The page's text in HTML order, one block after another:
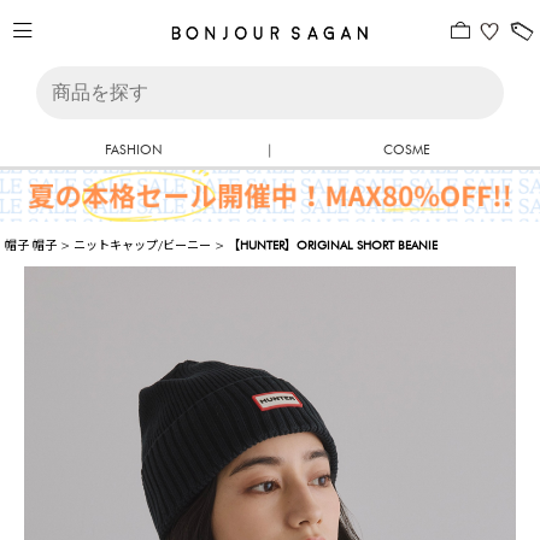
FASHION | COSME
帽子 帽子 > ニットキャップ/ビーニー > 【HUNTER】ORIGINAL SHORT BEANIE